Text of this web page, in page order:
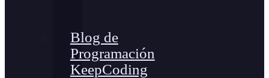
Blog de
Programación
KeepCoding